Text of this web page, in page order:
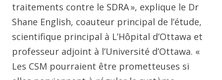
traitements contre le SDRA », explique le Dr
Shane English, coauteur principal de l’étude,
scientifique principal à L’Hôpital d’Ottawa et
professeur adjoint à l’Université d’Ottawa. «
Les CSM pourraient être prometteuses si